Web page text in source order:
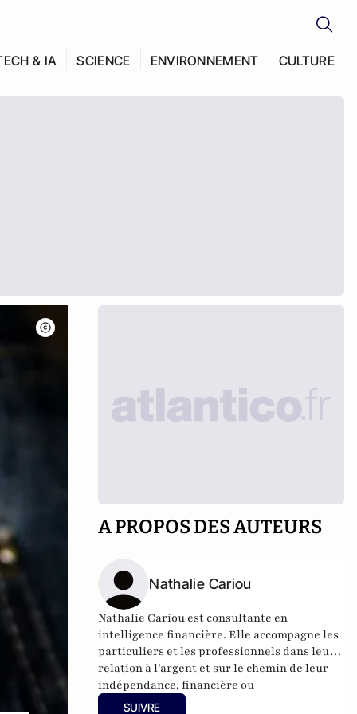
& IA SCIENCE ENVIRONNEMENT CULTURE
A PROPOS DES AUTEURS
Nathalie Cariou
Nathalie Cariou est consultante en
intelligence financière. Elle accompagne les
particuliers et les professionnels dans leur
relation à l’argent et sur le chemin de leur
indépendance, financière ou
professionnelle. Elle est l’auteur de deux
SUIVRE